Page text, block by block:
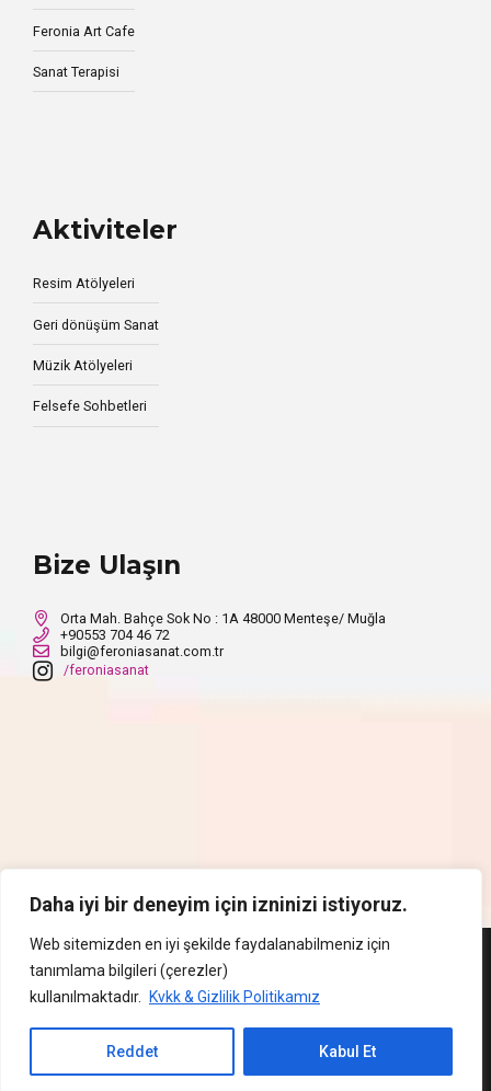
Daha iyi bir deneyim için izninizi istiyoruz.
Web sitemizden en iyi şekilde faydalanabilmeniz için
tanımlama bilgileri (çerezler)
kullanılmaktadır.
Kvkk & Gizlilik Politikamız
Reddet Kabul Et
Feronia Art Cafe
Sanat Terapisi
Aktiviteler
Resim Atölyeleri
Geri dönüşüm Sanat
Müzik Atölyeleri
Felsefe Sohbetleri
Bize Ulaşın
Orta Mah. Bahçe Sok No : 1A 48000 Menteşe/ Muğla
+90553 704 46 72
bilgi@feroniasanat.com.tr
/feroniasanat
Copyright FeroniaSanat Muğla
Sanat Terapisi
Etkinlik